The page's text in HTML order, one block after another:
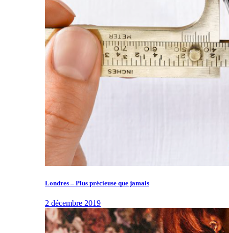
Londres – Plus précieuse que jamais
2 décembre 2019